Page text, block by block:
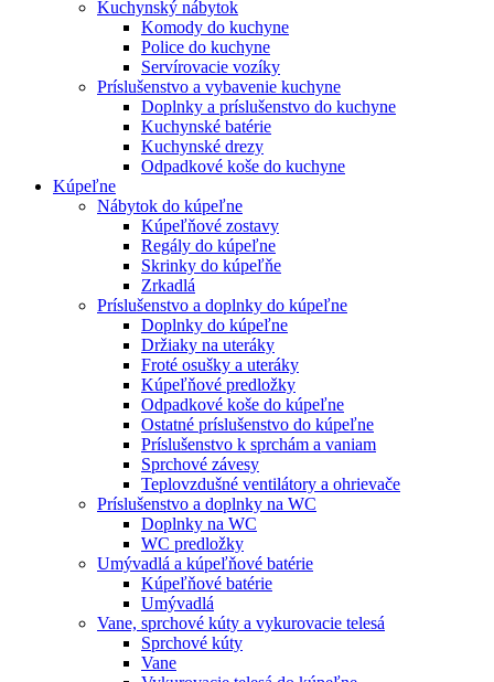
Kuchynský nábytok
Komody do kuchyne
Police do kuchyne
Servírovacie vozíky
Príslušenstvo a vybavenie kuchyne
Doplnky a príslušenstvo do kuchyne
Kuchynské batérie
Kuchynské drezy
Odpadkové koše do kuchyne
Kúpeľne
Nábytok do kúpeľne
Kúpeľňové zostavy
Regály do kúpeľne
Skrinky do kúpeľňe
Zrkadlá
Príslušenstvo a doplnky do kúpeľne
Doplnky do kúpeľne
Držiaky na uteráky
Froté osušky a uteráky
Kúpeľňové predložky
Odpadkové koše do kúpeľne
Ostatné príslušenstvo do kúpeľne
Príslušenstvo k sprchám a vaniam
Sprchové závesy
Teplovzdušné ventilátory a ohrievače
Príslušenstvo a doplnky na WC
Doplnky na WC
WC predložky
Umývadlá a kúpeľňové batérie
Kúpeľňové batérie
Umývadlá
Vane, sprchové kúty a vykurovacie telesá
Sprchové kúty
Vane